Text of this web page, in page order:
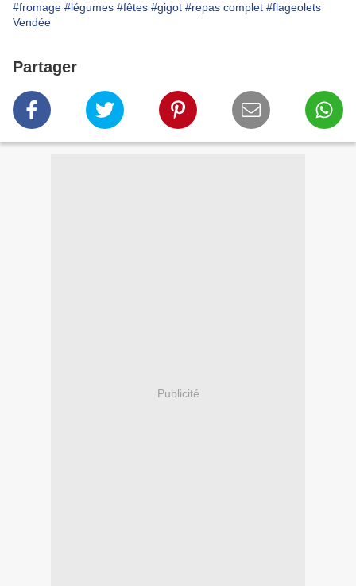
#fromage #légumes #fêtes #gigot #repas complet #flageolets
Vendée
Partager
Publicité